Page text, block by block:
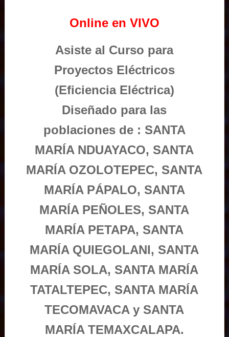
Online en VIVO
Asiste al Curso para
Proyectos Eléctricos
(Eficiencia Eléctrica)
Diseñado para las
poblaciones de : SANTA
MARÍA NDUAYACO, SANTA
MARÍA OZOLOTEPEC, SANTA
MARÍA PÁPALO, SANTA
MARÍA PEÑOLES, SANTA
MARÍA PETAPA, SANTA
MARÍA QUIEGOLANI, SANTA
MARÍA SOLA, SANTA MARÍA
TATALTEPEC, SANTA MARÍA
TECOMAVACA y SANTA
MARÍA TEMAXCALAPA.